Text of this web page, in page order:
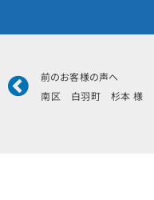
Prev
前のお客様の声へ
南区 白羽町 杉本 様